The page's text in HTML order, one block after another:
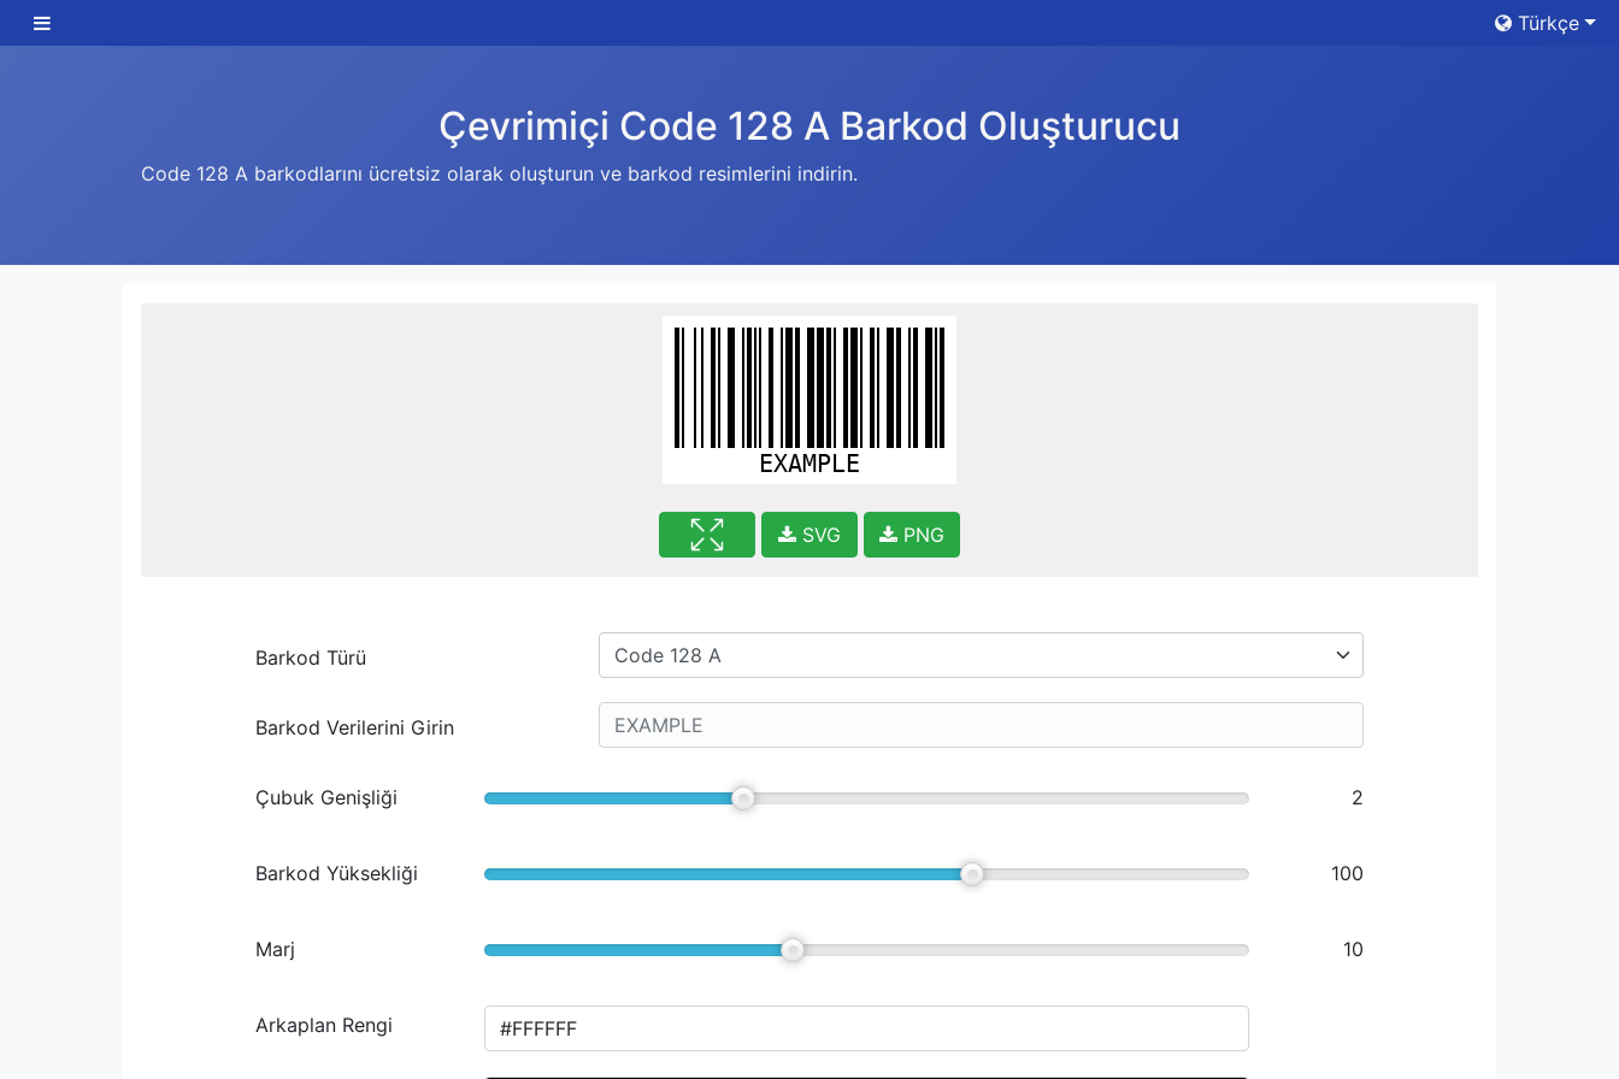
Türkçe
Çevrimiçi Code 128 A Barkod Oluşturucu
Code 128 A barkodlarını ücretsiz olarak oluşturun ve barkod resimlerini indirin.
EXAMPLE
SVG PNG
Barkod Türü
Barkod Verilerini Girin
Çubuk Genişliği 2
Barkod Yüksekliği 100
Marj 10
Arkaplan Rengi